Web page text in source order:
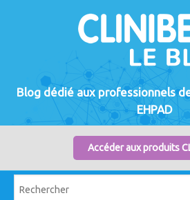
Accéder aux produits
Blog dédié aux professionnels
EHPAD